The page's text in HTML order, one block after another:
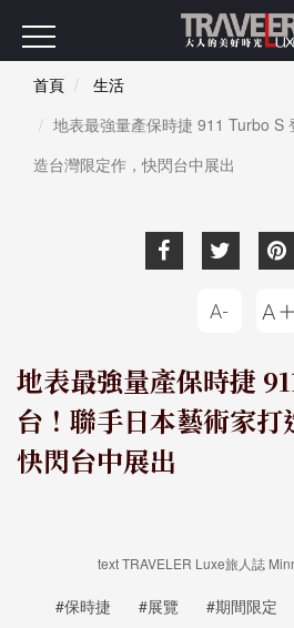
首頁
生活
地表最強量產保時捷 911 Turbo S
造台灣限定作，快閃台中展出
地表最強量產保時捷
台！聯手日本藝術家打
快閃台中展出
text TRAVELER Luxe旅人誌
#保時捷 #展覽 #期間限定